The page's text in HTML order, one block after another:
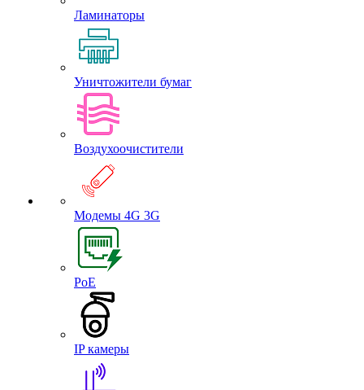
Ламинаторы
Уничтожители бумаг
Воздухоочистители
Модемы 4G 3G
PoE
IP камеры